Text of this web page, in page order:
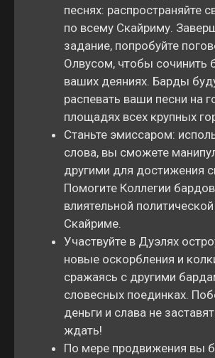
песнях: распространяйте
по всему Скайриму.
задание, попробуйте
Олвусом, чтобы сочинить
ваших деяниях. Барды
распевать ваши песни на
площадях всех крупных
Станьте эмиссаром:
слова, вы сможете
другими для достижения
Помогите Коллегии
влиятельной
Скайриме.
Участвуйте в Дуэлях
новые оскорбления и
сражаясь с другими
словесных поединках.
деньги и слава не
ждать!
По мере продвижения вы